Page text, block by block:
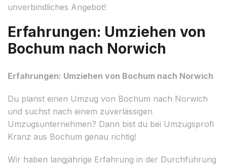
unverbindliches Angebot!
Erfahrungen: Umziehen von
Bochum nach Norwich
Erfahrungen: Umziehen von Bochum nach Norwich
Du planst einen Umzug von Bochum nach Norwich
und suchst nach einem zuverlässigen
Umzugsunternehmen? Dann bist du bei Umzugsprofi
Kranz aus Bochum genau richtig!
Wir haben langjährige Erfahrung in der Durchführung